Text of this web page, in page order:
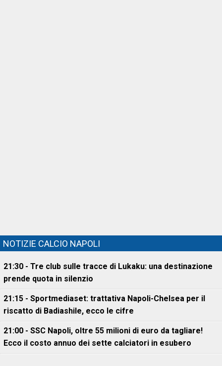
NOTIZIE CALCIO NAPOLI
21:30 - Tre club sulle tracce di Lukaku: una destinazione
prende quota in silenzio
21:15 - Sportmediaset: trattativa Napoli-Chelsea per il
riscatto di Badiashile, ecco le cifre
21:00 - SSC Napoli, oltre 55 milioni di euro da tagliare!
Ecco il costo annuo dei sette calciatori in esubero